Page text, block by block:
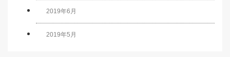
2019年6月
2019年5月